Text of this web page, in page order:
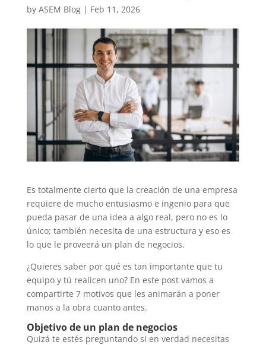
by ASEM Blog| Feb 11, 2026
Es totalmente cierto que la creación de una empresa
requiere de mucho entusiasmo e ingenio para que
pueda pasar de una idea a algo real, pero no es lo
único; también necesita de una estructura y eso es
lo que le proveerá un plan de negocios.
¿Quieres saber por qué es tan importante que tu
equipo y tú realicen uno? En este post vamos a
compartirte 7 motivos que les animarán a poner
manos a la obra cuanto antes.
Objetivo de un plan de negocios
Quizá te estés preguntando si en verdad necesitas